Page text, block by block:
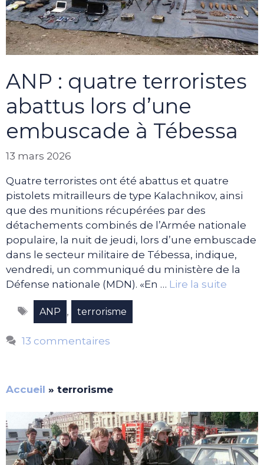
ANP : quatre terroristes
abattus lors d’une
embuscade à Tébessa
13 mars 2026
Quatre terroristes ont été abattus et quatre
pistolets mitrailleurs de type Kalachnikov, ainsi
que des munitions récupérées par des
détachements combinés de l’Armée nationale
populaire, la nuit de jeudi, lors d’une embuscade
dans le secteur militaire de Tébessa, indique,
vendredi, un communiqué du ministère de la
Défense nationale (MDN). «En … Lire la suite
Étiquettes
ANP , terrorisme
13 commentaires
Accueil » terrorisme